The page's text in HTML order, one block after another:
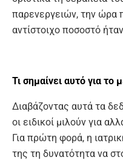
παρενεργειών, την ώρα
αντίστοιχο ποσοστό
Τι σημαίνει αυτό για το
Διαβάζοντας αυτά τα
οι ειδικοί μιλούν για
Για πρώτη φορά, η
της τη δυνατότητα να